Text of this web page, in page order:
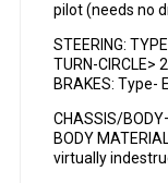
pilot (needs no
STEERING:
TURN-CIRCLE>
BRAKES:
CHASSIS/
BODY
virtually